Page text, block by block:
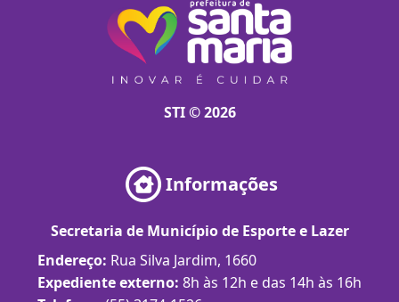
STI © 2026
Informações
Secretaria de Município de Esporte e Lazer
Endereço: Rua Silva Jardim, 1660
Expediente externo: 8h às 12h e das 14h às 16h